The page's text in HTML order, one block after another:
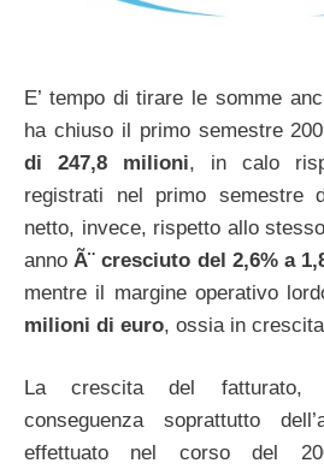
E’ tempo di tirare le somme
ha chiuso il primo semestre
di 247,8 milioni, in calo
registrati nel primo semestre
netto, invece, rispetto allo
annoÃ¨ cresciuto del 2,6% a
mentre il margine operativo
milioni di euro, ossia in
La crescita del fatturato,
conseguenza soprattutto
effettuato nel corso del